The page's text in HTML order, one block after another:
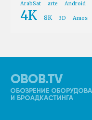
ArabSat
arte Android
4K 8K 3D Amos